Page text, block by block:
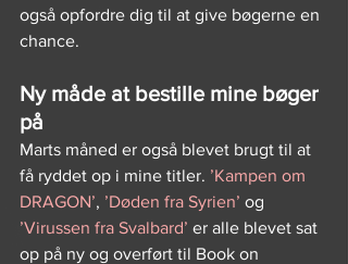
også opfordre dig til at give bøgerne en
chance.
Ny måde at bestille mine bøger
på
Marts måned er også blevet brugt til at
få ryddet op i mine titler. ’Kampen om
DRAGON’, ’Døden fra Syrien’ og
’Virussen fra Svalbard’ er alle blevet sat
op på ny og overført til Book on